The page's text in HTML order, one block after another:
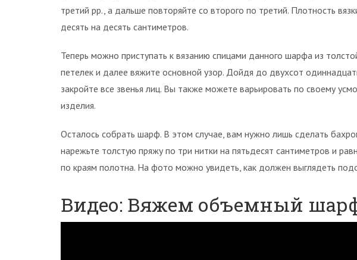
третий рр., а дальше повторяйте со второго по третий. Плотность
десять на десять сантиметров.
Теперь можно приступать к вязанию спицами данного шарфа из
петелек и далее вяжите основной узор. Дойдя до двухсот
закройте все звенья лиц. Вы также можете варьировать по своему
изделия.
Осталось собрать шарф. В этом случае, вам нужно лишь сделать
нарежьте толстую пряжу по три нитки на пятьдесят сантиметров и
по краям полотна. На фото можно увидеть, как должен выглядеть
Видео: Вяжем объемный